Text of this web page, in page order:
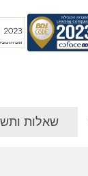
שאלות